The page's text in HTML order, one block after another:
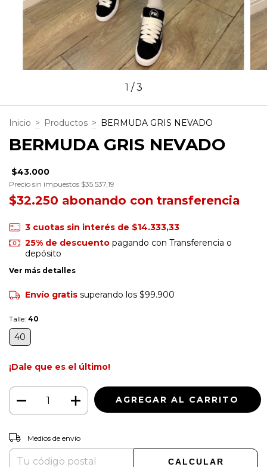
1 /3
Inicio > Productos > BERMUDA GRIS NEVADO
BERMUDA GRIS NEVADO
$43.000
Precio sin impuestos $35.537,19
$32.250
3 cuotas sin interés de $14.333,33
25% de descuentopagando con Transferencia o
depósito
Ver más detalles
Envío gratis superando los $99.900
Talle: 40
40
¡Dale que es el último!
Entregas para el CP:
Medios de envío
CALCULAR